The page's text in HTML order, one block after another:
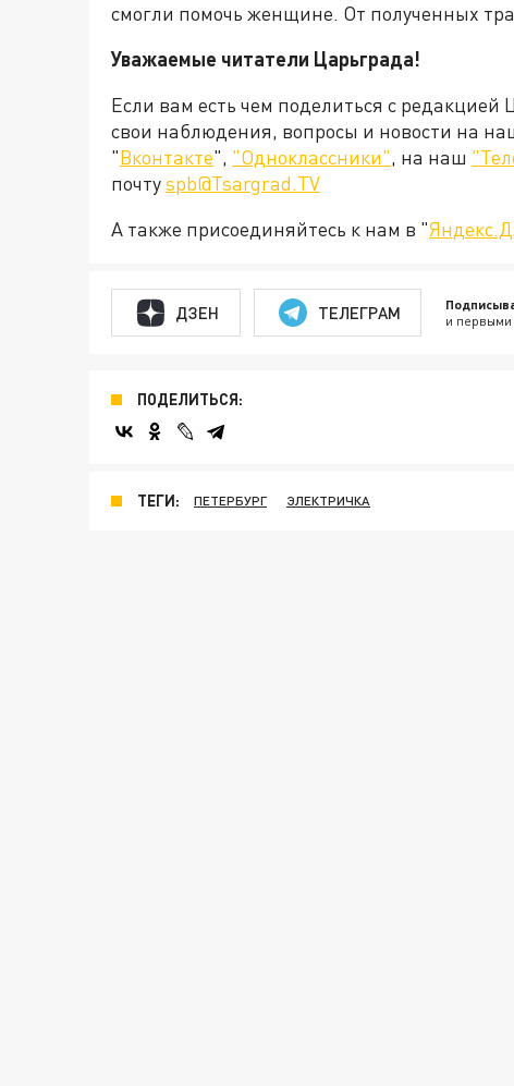
смогли помочь женщине. От полученных
Уважаемые читатели Царьграда!
Если вам есть чем поделиться с
свои наблюдения, вопросы и новости на
"Вконтакте", "Одноклассники", на наш
почтуspb@Tsargrad.TV
А также присоединяйтесь к нам в "
ДЗЕН ТЕЛЕГРАМ и первыми
ПОДЕЛИТЬСЯ:
ТЕГИ: ПЕТЕРБУРГ ЭЛЕКТРИЧКА